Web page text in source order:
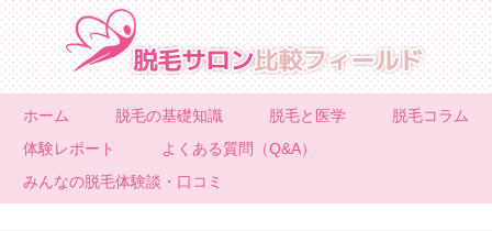
ホーム 脱毛の基礎知識 脱毛と医学
脱毛コラム
体験レポート
よくある質問（Q&A）
みんなの脱毛体験談・口コミ